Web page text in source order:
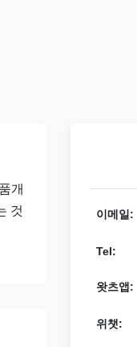
개
것
이메일:
Tel:
왓츠앱:
위챗: